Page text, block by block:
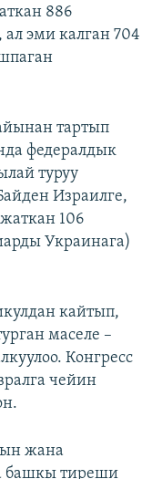
886
эми калган 704
тартып
федералдык
туруу
Израилге,
106
Украинага)
кайтып,
маселе –
Конгресс
чейин
жана
башкы тиреши